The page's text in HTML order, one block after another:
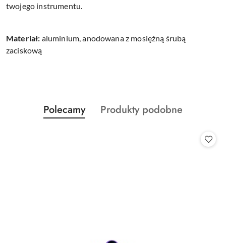
twojego instrumentu.
Materiał: aluminium, anodowana z mosiężną śrubą
zaciskową
Pomiń karuzelę produktów
Produkty
o
Polecamy
Produkty
Produkty podobne